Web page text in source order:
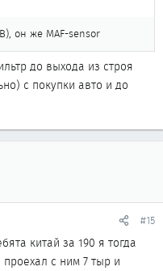
он же MAF-sensor
до выхода из строя
с покупки авто и до
#15
китай за 190 я тогда
с ним 7 тыр и